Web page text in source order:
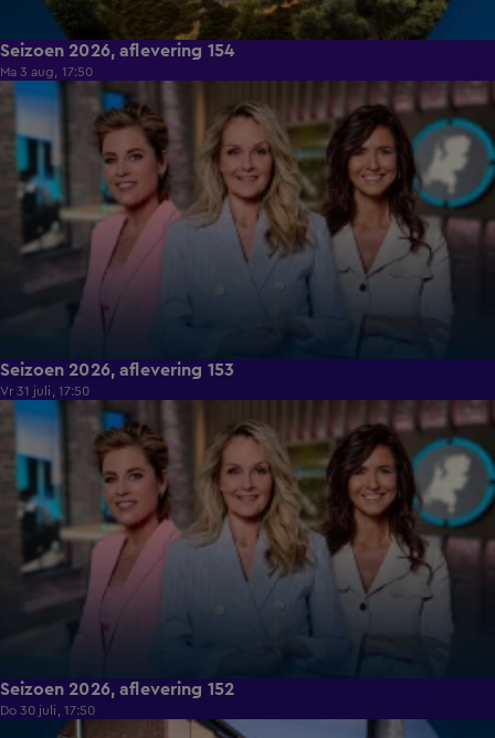
Seizoen 2026, aflevering 154
Ma 3 aug, 17:50
14:57
Seizoen 2026, aflevering 153
Vr 31 juli, 17:50
14:22
Seizoen 2026, aflevering 152
Do 30 juli, 17:50